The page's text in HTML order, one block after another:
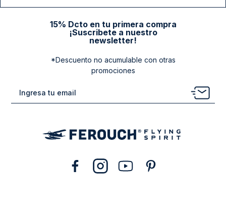
15% Dcto en tu primera compra
¡Suscribete a nuestro
newsletter!
*Descuento no acumulable con otras
promociones